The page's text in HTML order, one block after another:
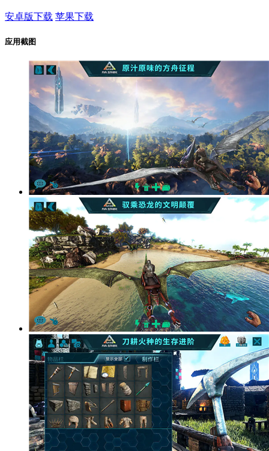
安卓版下载 苹果下载
应用截图